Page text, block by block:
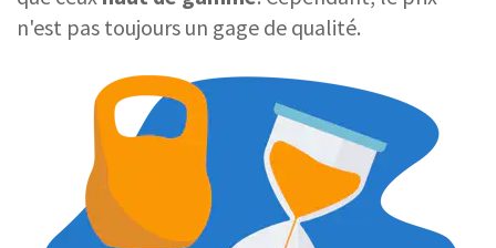
n'est pas toujours un gage de qualité.